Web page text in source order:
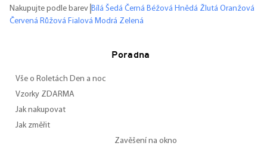
Nakupujte podle barev Bílá Šedá Černá Béžová Hnědá Žlutá Oranžová
Červená Růžová Fialová Modrá Zelená
Poradna
Vše o Roletách Den a noc
Vzorky ZDARMA
Jak nakupovat
Jak změřit
Zavěšení na okno